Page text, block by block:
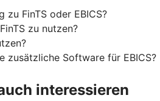
zu FinTS oder EBICS?
zu nutzen?
zusätzliche Software für EBICS?
interessieren